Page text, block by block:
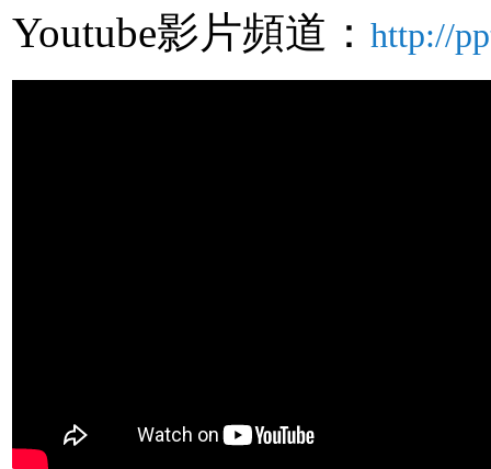
Youtube影片頻道： http://